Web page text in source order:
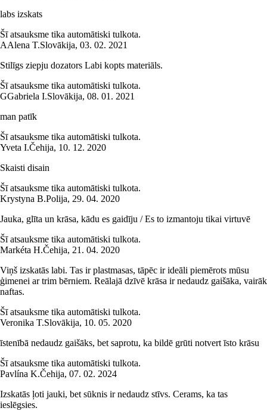
labs izskats
Šī atsauksme tika automātiski tulkota.
AAlena T.Slovākija, 03. 02. 2021
Stilīgs ziepju dozators Labi kopts materiāls.
Šī atsauksme tika automātiski tulkota.
GGabriela I.Slovākija, 08. 01. 2021
man patīk
Šī atsauksme tika automātiski tulkota.
Yveta I.Čehija, 10. 12. 2020
Skaisti disain
Šī atsauksme tika automātiski tulkota.
Krystyna B.Polija, 29. 04. 2020
Jauka, glīta un krāsa, kādu es gaidīju / Es to izmantoju tikai virtuvē
Šī atsauksme tika automātiski tulkota.
Markéta H.Čehija, 21. 04. 2020
Viņš izskatās labi. Tas ir plastmasas, tāpēc ir ideāli piemērots mūsu
ģimenei ar trim bērniem. Reālajā dzīvē krāsa ir nedaudz gaišāka, vairāk
naftas.
Šī atsauksme tika automātiski tulkota.
Veronika T.Slovākija, 10. 05. 2020
īstenībā nedaudz gaišāks, bet saprotu, ka bildē grūti notvert īsto krāsu
Šī atsauksme tika automātiski tulkota.
Pavlína K.Čehija, 07. 02. 2024
Izskatās ļoti jauki, bet sūknis ir nedaudz stīvs. Cerams, ka tas
ieslēgsies.